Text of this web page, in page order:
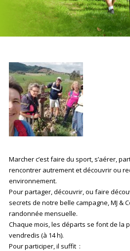
Marcher c’est faire du sport, s’aérer,
rencontrer autrement et découvrir ou
environnement.
Pour partager, découvrir, ou faire
secrets de notre belle campagne, MJ &
randonnée mensuelle.
Chaque mois, les départs se font de la
vendredis (à 14 h).
Pour participer, il suffit :